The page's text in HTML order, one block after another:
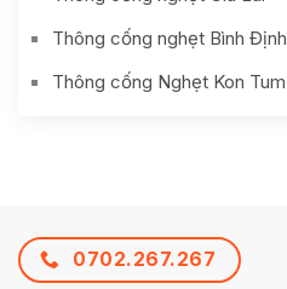
Thông cống nghẹt Bình Định
Thông cống Nghẹt Kon Tum
0702.267.267